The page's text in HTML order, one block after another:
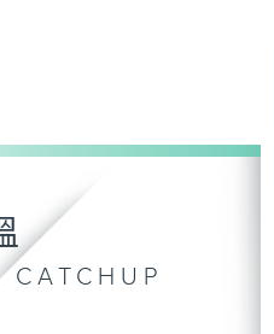
CATCHUP